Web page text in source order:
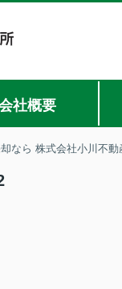
社概要
なら 株式会社小川不動